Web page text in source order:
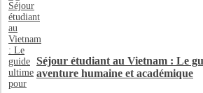
Séjour étudiant au Vietnam : Le
aventure humaine et académique